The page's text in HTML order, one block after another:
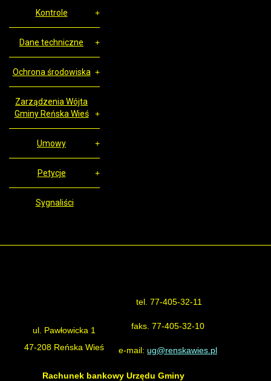
Kontrole
Dane techniczne
Ochrona środowiska
Zarządzenia Wójta
Gminy Reńska Wieś
Umowy
Petycje
Sygnaliści
ul. Pawłowicka 1
47-208 Reńska Wieś
tel. 77-405-32-11
faks. 77-405-32-10
e-mail: ug@renskawies.pl
Rachunek bankowy Urzędu Gminy